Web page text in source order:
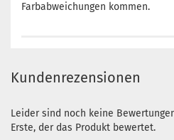
Farbabweichungen kommen.
Kundenrezensionen
Leider sind noch keine
Erste, der das Produkt bewertet.